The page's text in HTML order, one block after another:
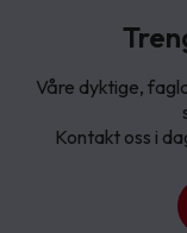
Våre dyktige,
Kontakt oss i